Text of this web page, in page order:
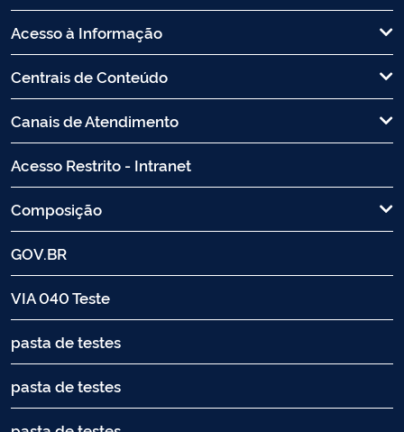
Acesso à Informação
Centrais de Conteúdo
Canais de Atendimento
Acesso Restrito - Intranet
Composição
GOV.BR
VIA 040 Teste
pasta de testes
pasta de testes